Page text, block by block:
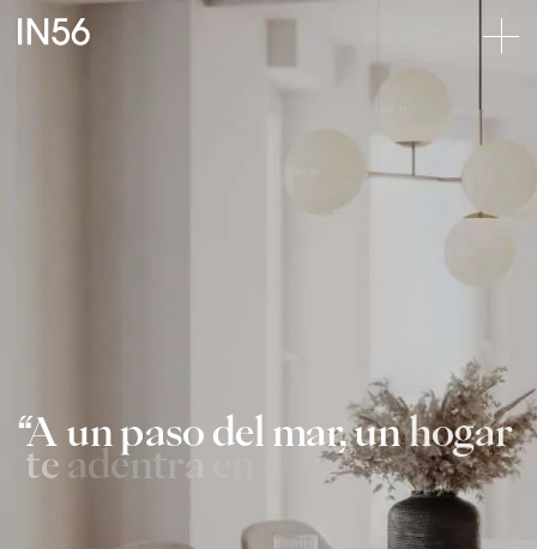
A un paso del mar,unhogar
te adentra Cantábrico